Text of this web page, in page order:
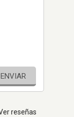
ENVIAR
reseñas